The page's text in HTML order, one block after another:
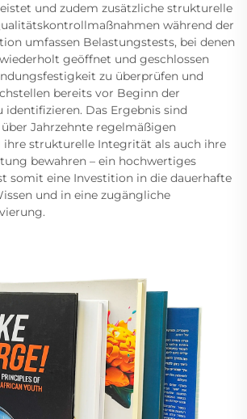
und zudem zusätzliche strukturelle
während der
umfassen Belastungstests, bei denen
geöffnet und geschlossen
zu überprüfen und
bereits vor Beginn der
Das Ergebnis sind
Jahrzehnte regelmäßigen
ihre strukturelle Integrität als auch ihre
bewahren – ein hochwertiges
somit eine Investition in die dauerhafte
und in eine zugängliche